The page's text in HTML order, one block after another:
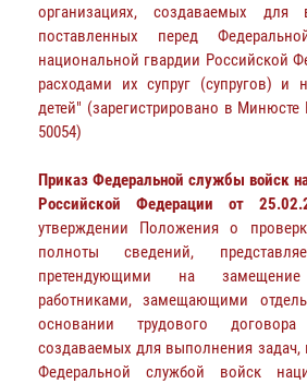
организациях, создаваемых для
поставленных перед
национальной гвардии Российской
расходами их супруг (супругов) и
детей" (зарегистрировано в
50054)
Приказ Федеральной службы войск
Российской Федерации от
утверждении Положения о
полноты сведений,
претендующими на
работниками, замещающими
основании трудового
создаваемых для выполнения задач,
Федеральной службой войск